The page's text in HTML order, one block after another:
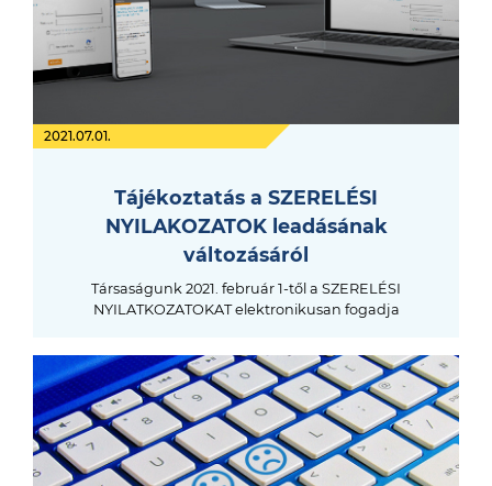
2021.07.01.
Tájékoztatás a SZERELÉSI
NYILAKOZATOK leadásának
változásáról
Társaságunk 2021. február 1-től a SZERELÉSI
NYILATKOZATOKAT elektronikusan fogadja